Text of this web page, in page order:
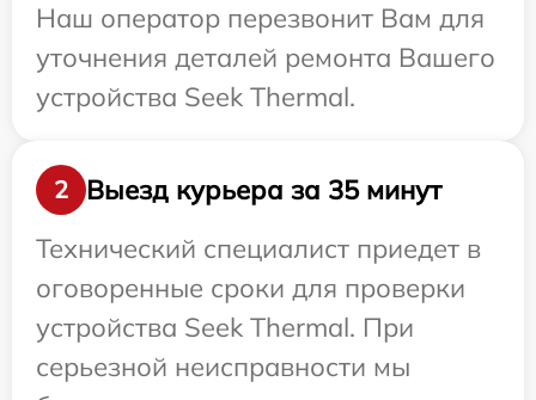
Наш оператор перезвонит Вам для
уточнения деталей ремонта Вашего
устройства Seek Thermal.
2
Выезд курьера за 35 минут
Технический специалист приедет в
оговоренные сроки для проверки
устройства Seek Thermal. При
серьезной неисправности мы